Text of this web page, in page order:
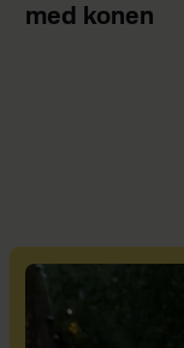
med konen